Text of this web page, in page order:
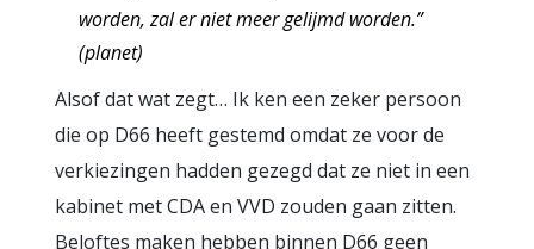
worden, zal er niet meer gelijmd worden.”
(planet)
Alsof dat wat zegt… Ik ken een zeker persoon
die op D66 heeft gestemd omdat ze voor de
verkiezingen hadden gezegd dat ze niet in een
kabinet met CDA en VVD zouden gaan zitten.
Beloftes maken hebben binnen D66 geen